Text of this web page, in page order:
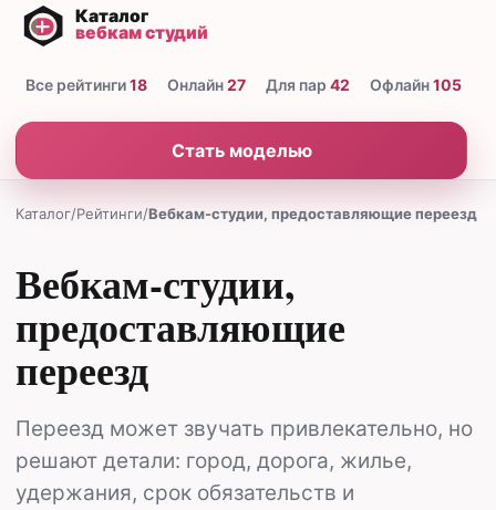
Все рейтинги18 Онлайн27 Для пар 42 Офлайн105
Стать моделью
Каталог/Рейтинги/Вебкам-студии, предоставляющие переезд
Вебкам-студии,
предоставляющие
переезд
Переезд может звучать привлекательно, но
решают детали: город, дорога, жилье,
удержания, срок обязательств и